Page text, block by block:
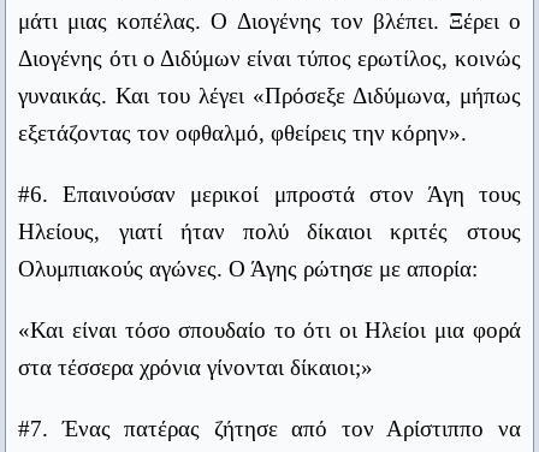
Όσκαρ Ουάιλντ
Μελέτησε το παρελθόν, πριν να σχεδιάσεις κάτι για το
μέλλον.
Κομφούκιος
είσαι δούλος των τυράννων.
Αίσωπος
Μου φτάνει που ξέρω να διαβάζω γιατί έτσι μαθαίνω αυτά που
ήδη.
Ουμπέρτο Έκο
Η νίκη έχει χίλιους πατεράδες, αλλά η ήττα είναι πάντα
τον στείλω να με κατηγορεί και σ’ άλλα μέρη;»
#11. Ένας φαλακρός έβριζε τον Διογένη. Ο
φιλόσοφος γύρισε και του είπε: «Δεν σου
ανταποδίδω τις βρισιές, αλλά θα ήθελα να πω ένα
«μπράβο» στις τρίχες σου, γιατί απαλλάχτηκαν από
ένα κακορίζικο κεφάλι».
#12. Ρώτησε κάποιος τον Αντισθένη τι είδους
γυναίκα θα ήταν κατάλληλη για γάμο. Ο φιλόσοφος
του είπε: «Το πράγμα είναι δύσκολο. Αν
αν άσχημη, θα είναι σαν να σου επέβαλαν ποινή».
μάτι μιας κοπέλας. Ο Διογένης τον βλέπει. Ξέρει ο
Διογένης ότι ο Διδύμων είναι τύπος ερωτίλος, κοινώς
γυναικάς. Και του λέγει «Πρόσεξε Διδύμωνα, μήπως
εξετάζοντας τον οφθαλμό, φθείρεις την κόρην».
#6. Επαινούσαν μερικοί μπροστά στον Άγη τους
Ηλείους, γιατί ήταν πολύ δίκαιοι κριτές στους
Ολυμπιακούς αγώνες. Ο Άγης ρώτησε με απορία:
«Και είναι τόσο σπουδαίο το ότι οι Ηλείοι μια φορά
στα τέσσερα χρόνια γίνονται δίκαιοι;»
#7. Ένας πατέρας ζήτησε από τον Αρίστιππο να